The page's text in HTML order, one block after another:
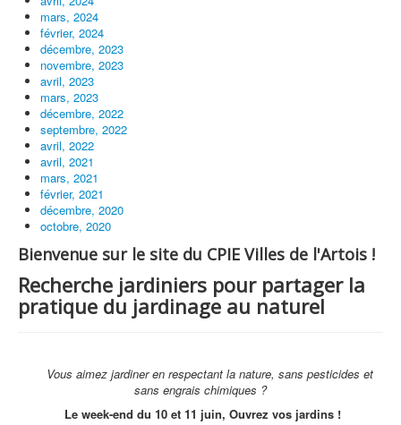
mars, 2024
février, 2024
décembre, 2023
novembre, 2023
avril, 2023
mars, 2023
décembre, 2022
septembre, 2022
avril, 2022
avril, 2021
mars, 2021
février, 2021
décembre, 2020
octobre, 2020
Bienvenue sur le site du CPIE Villes de l'Artois !
Recherche jardiniers pour partager la
pratique du jardinage au naturel
Vous aimez jardiner en respectant la nature, sans pesticides et
sans engrais chimiques ?
Le week-end du 10 et 11 juin, Ouvrez vos jardins !